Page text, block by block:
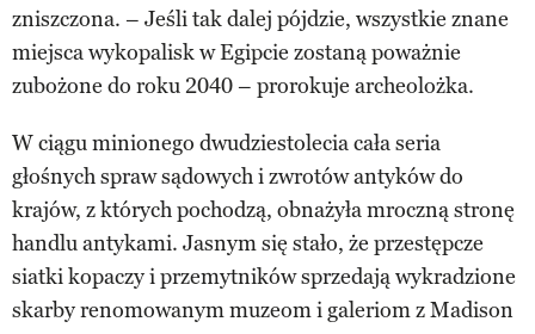
zniszczona. – Jeśli tak dalej pójdzie, wszystkie znane
miejsca wykopalisk w Egipcie zostaną poważnie
zubożone do roku 2040 – prorokuje archeolożka.
W ciągu minionego dwudziestolecia cała seria
głośnych spraw sądowych i zwrotów antyków do
krajów, z których pochodzą, obnażyła mroczną stronę
handlu antykami. Jasnym się stało, że przestępcze
siatki kopaczy i przemytników sprzedają wykradzione
skarby renomowanym muzeom i galeriom z Madison